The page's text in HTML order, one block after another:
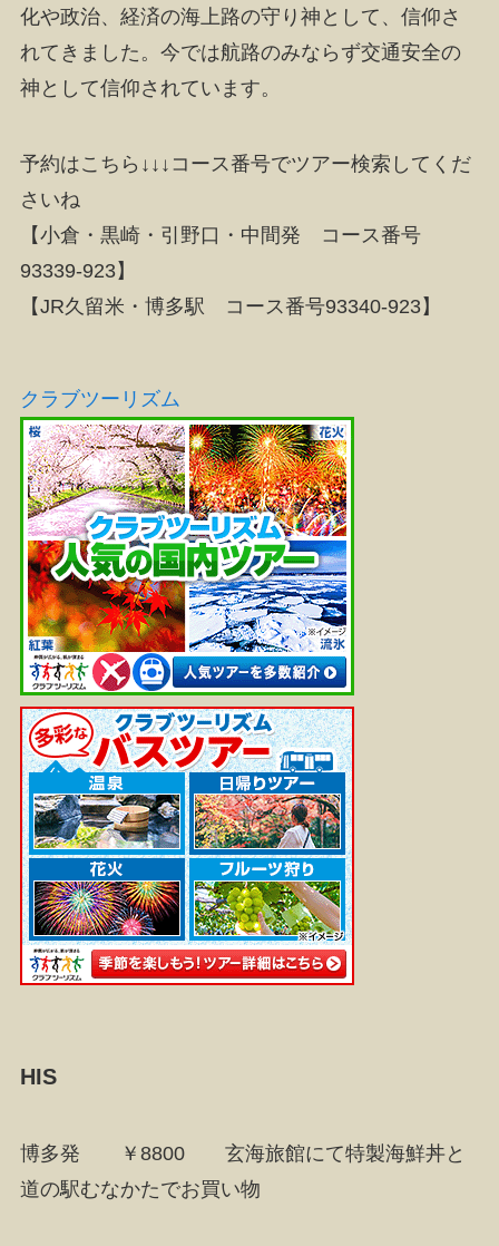
化や政治、経済の海上路の守り神として、信仰さ
れてきました。今では航路のみならず交通安全の
神として信仰されています。
予約はこちら↓↓↓コース番号でツアー検索してくだ
さいね
【小倉・黒崎・引野口・中間発 コース番号
93339-923】
【JR久留米・博多駅 コース番号93340-923】
クラブツーリズム
HIS
博多発 ￥8800 玄海旅館にて特製海鮮丼と
道の駅むなかたでお買い物